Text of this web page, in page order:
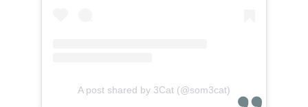
A post shared by 3Cat (@som3cat)